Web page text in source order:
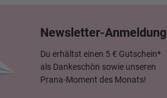
Newsletter-Anmeldung
Du erhältst einen 5 € Gutschein*
als Dankeschön sowie unseren
Prana-Moment des Monats!